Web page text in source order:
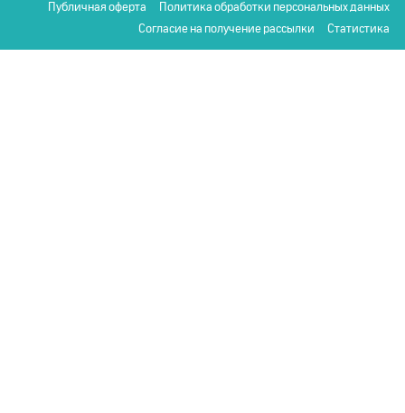
Публичная оферта
Политика обработки персональных данных
Согласие на получение рассылки
Статистика